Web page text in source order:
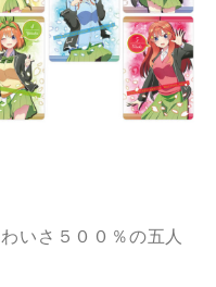
いさ５００％の五人